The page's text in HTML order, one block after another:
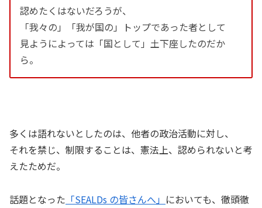
認めたくはないだろうが、
「我々の」「我が国の」トップであった者として
見ようによっては「国として」土下座したのだか
ら。
多くは語れないとしたのは、他者の政治活動に対し、
それを禁じ、制限することは、憲法上、認められないと考
えたためだ。
話題となった 「SEALDs の皆さんへ」 においても、徹頭徹